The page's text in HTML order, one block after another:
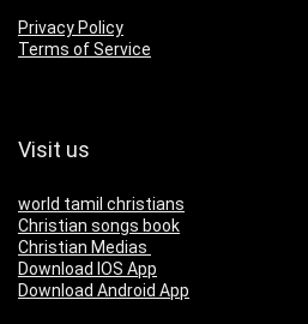
Privacy Policy
Terms of Service
Visit us
world tamil christians
Christian songs book
Christian Medias
Download IOS App
Download Android App